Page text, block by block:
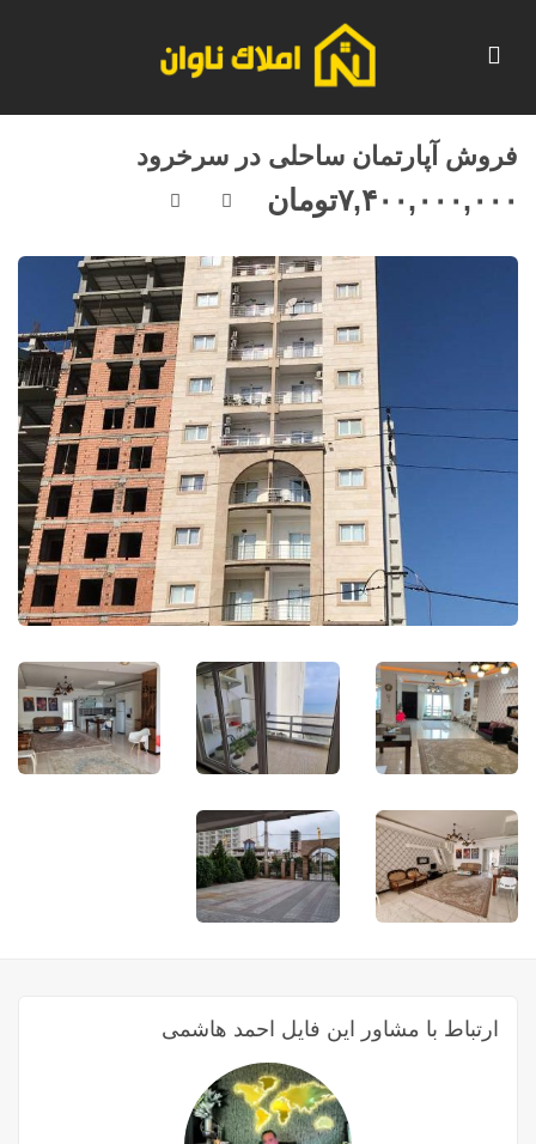
فروش آپارتمان ساحلی در سرخرود
۷,۴۰۰,۰۰۰,۰۰۰تومان
ارتباط با مشاور این فایل احمد هاشمی